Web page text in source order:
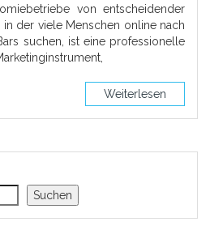
von entscheidender
in der viele Menschen online nach
suchen, ist eine professionelle
Weiterlesen
Suchen